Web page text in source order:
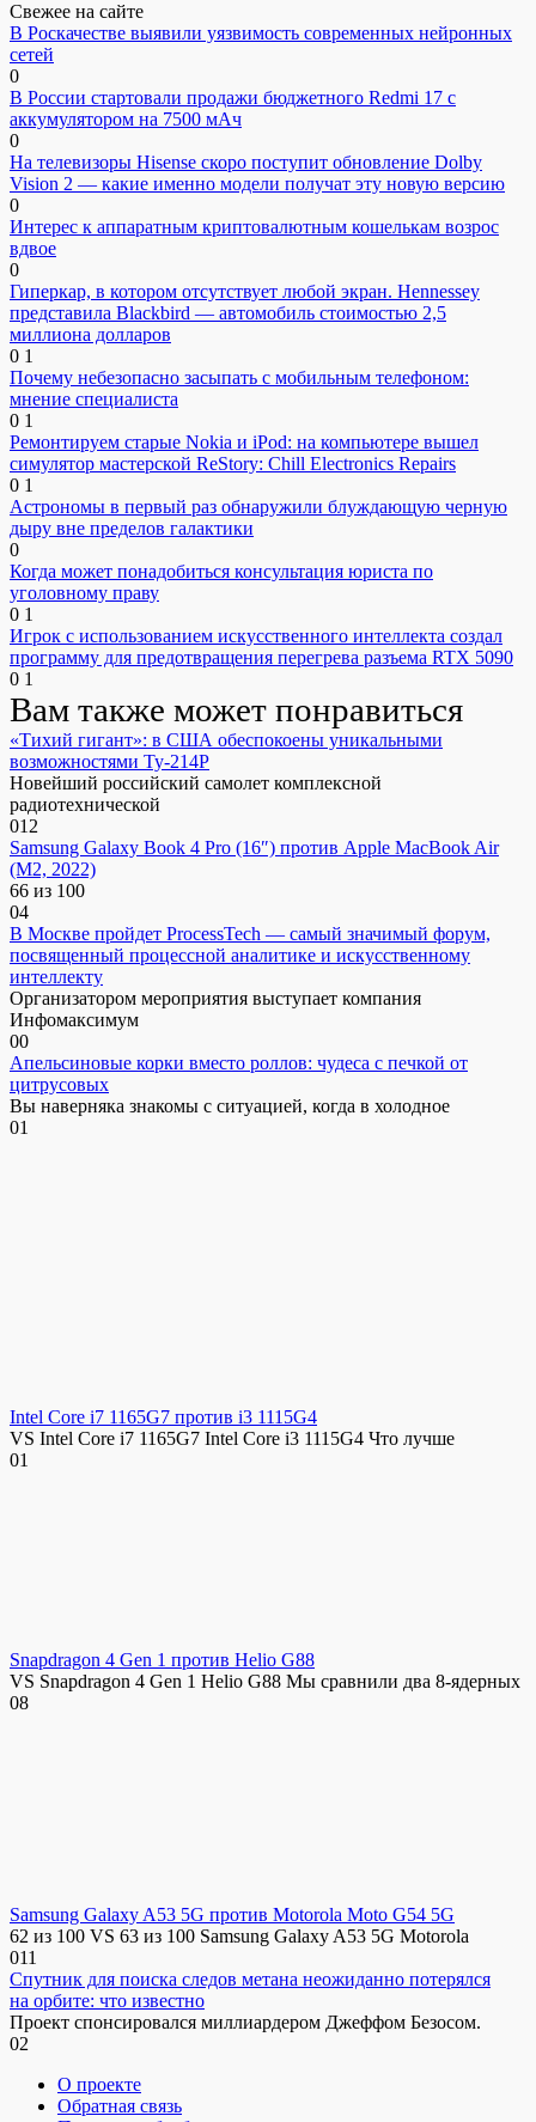
Свежее на сайте
В Роскачестве выявили уязвимость современных нейронных
сетей
0
В России стартовали продажи бюджетного Redmi 17 с
аккумулятором на 7500 мАч
0
На телевизоры Hisense скоро поступит обновление Dolby
Vision 2 — какие именно модели получат эту новую версию
0
Интерес к аппаратным криптовалютным кошелькам возрос
вдвое
0
Гиперкар, в котором отсутствует любой экран. Hennessey
представила Blackbird — автомобиль стоимостью 2,5
миллиона долларов
0 1
Почему небезопасно засыпать с мобильным телефоном:
мнение специалиста
0 1
Ремонтируем старые Nokia и iPod: на компьютере вышел
симулятор мастерской ReStory: Chill Electronics Repairs
0 1
Астрономы в первый раз обнаружили блуждающую черную
дыру вне пределов галактики
0
Когда может понадобиться консультация юриста по
уголовному праву
0 1
Игрок с использованием искусственного интеллекта создал
программу для предотвращения перегрева разъема RTX 5090
0 1
Вам также может понравиться
«Тихий гигант»: в США обеспокоены уникальными
возможностями Ту-214Р
Новейший российский самолет комплексной
радиотехнической
012
Samsung Galaxy Book 4 Pro (16″) против Apple MacBook Air
(M2, 2022)
66 из 100
04
В Москве пройдет ProcessTech — самый значимый форум,
посвященный процессной аналитике и искусственному
интеллекту
Организатором мероприятия выступает компания
Инфомаксимум
00
Апельсиновые корки вместо роллов: чудеса с печкой от
цитрусовых
Вы наверняка знакомы с ситуацией, когда в холодное
01
Intel Core i7 1165G7 против i3 1115G4
VS Intel Core i7 1165G7 Intel Core i3 1115G4 Что лучше
01
Snapdragon 4 Gen 1 против Helio G88
VS Snapdragon 4 Gen 1 Helio G88 Мы сравнили два 8-ядерных
08
Samsung Galaxy A53 5G против Motorola Moto G54 5G
62 из 100 VS 63 из 100 Samsung Galaxy A53 5G Motorola
011
Спутник для поиска следов метана неожиданно потерялся
на орбите: что известно
Проект спонсировался миллиардером Джеффом Безосом.
02
О проекте
Обратная связь